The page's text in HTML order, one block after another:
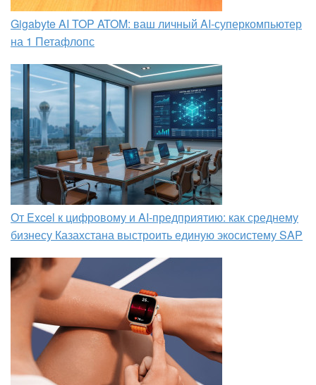
Gigabyte AI TOP ATOM: ваш личный AI-суперкомпьютер
на 1 Петафлопс
От Excel к цифровому и AI‑предприятию: как среднему
бизнесу Казахстана выстроить единую экосистему SAP